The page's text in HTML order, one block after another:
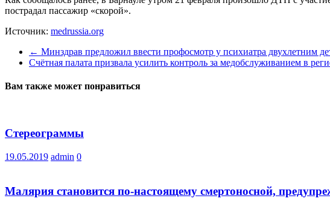
пострадал пассажир «скорой».
Источник: medrussia.org
← Минздрав предложил ввести профосмотр у психиатра двухлетним
Счётная палата призвала усилить контроль за медобслуживанием в
Вам также может понравиться
Стереограммы
19.05.2019 admin 0
Малярия становится по-настоящему смертоносной,